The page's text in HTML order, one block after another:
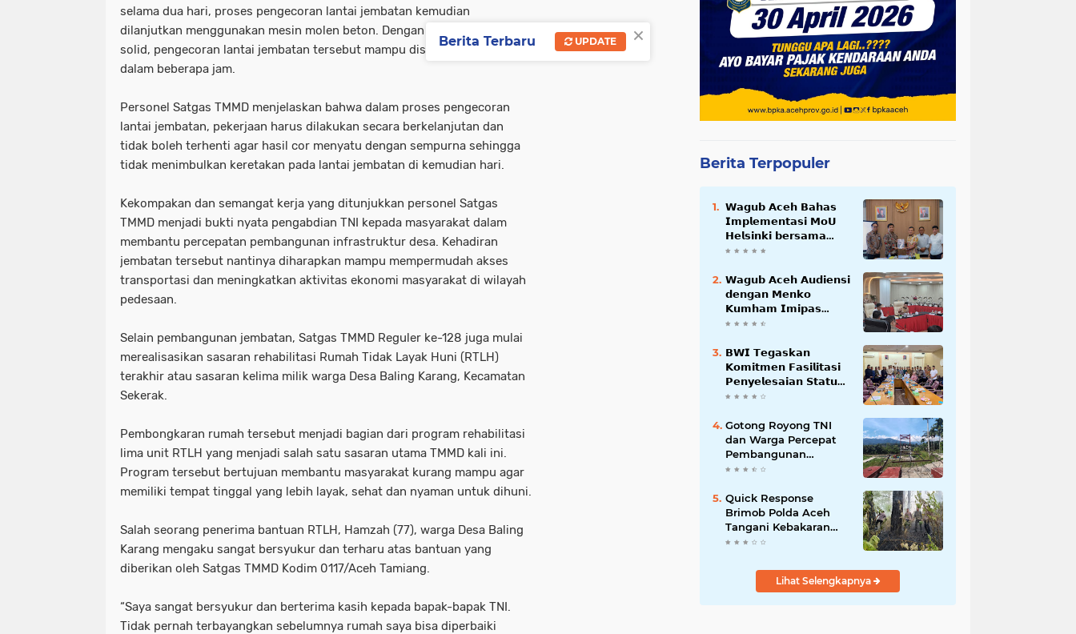
selama dua hari, proses pengecoran lantai jembatan kemudian
dilanjutkan menggunakan mesin molen beton. Dengan kerja sama yang
solid, pengecoran lantai jembatan tersebut mampu diselesaikan hanya
dalam beberapa jam.
Personel Satgas TMMD menjelaskan bahwa dalam proses pengecoran
lantai jembatan, pekerjaan harus dilakukan secara berkelanjutan dan
tidak boleh terhenti agar hasil cor menyatu dengan sempurna sehingga
tidak menimbulkan keretakan pada lantai jembatan di kemudian hari.
Kekompakan dan semangat kerja yang ditunjukkan personel Satgas
TMMD menjadi bukti nyata pengabdian TNI kepada masyarakat dalam
membantu percepatan pembangunan infrastruktur desa. Kehadiran
jembatan tersebut nantinya diharapkan mampu mempermudah akses
transportasi dan meningkatkan aktivitas ekonomi masyarakat di wilayah
pedesaan.
Selain pembangunan jembatan, Satgas TMMD Reguler ke-128 juga mulai
merealisasikan sasaran rehabilitasi Rumah Tidak Layak Huni (RTLH)
terakhir atau sasaran kelima milik warga Desa Baling Karang, Kecamatan
Sekerak.
Pembongkaran rumah tersebut menjadi bagian dari program rehabilitasi
lima unit RTLH yang menjadi salah satu sasaran utama TMMD kali ini.
Program tersebut bertujuan membantu masyarakat kurang mampu agar
memiliki tempat tinggal yang lebih layak, sehat dan nyaman untuk dihuni.
Salah seorang penerima bantuan RTLH, Hamzah (77), warga Desa Baling
Karang mengaku sangat bersyukur dan terharu atas bantuan yang
diberikan oleh Satgas TMMD Kodim 0117/Aceh Tamiang.
“Saya sangat bersyukur dan berterima kasih kepada bapak-bapak TNI.
Tidak pernah terbayangkan sebelumnya rumah saya bisa diperbaiki
Berita Terpopuler
𝗪𝗮𝗴𝘂𝗯 𝗔𝗰𝗲𝗵 𝗕𝗮𝗵𝗮𝘀
𝗜𝗺𝗽𝗹𝗲𝗺𝗲𝗻𝘁𝗮𝘀𝗶 𝗠𝗼𝗨
𝗛𝗲𝗹𝘀𝗶𝗻𝗸𝗶 𝗯𝗲𝗿𝘀𝗮𝗺𝗮
𝗦𝗲𝗸𝗿𝗲𝘁𝗮𝗿𝗶𝗮𝘁 𝗡𝗲𝗴𝗮𝗿𝗮
𝗪𝗮𝗴𝘂𝗯 𝗔𝗰𝗲𝗵 𝗔𝘂𝗱𝗶𝗲𝗻𝘀𝗶
𝗱𝗲𝗻𝗴𝗮𝗻 𝗠𝗲𝗻𝗸𝗼
𝗞𝘂𝗺𝗵𝗮𝗺 𝗜𝗺𝗶𝗽𝗮𝘀
𝗧𝗲𝗿𝗸𝗮𝗶𝘁 𝗦𝘁𝗮𝘁𝘂𝘀 𝗪𝗮𝗸𝗮𝗳
𝗕𝗪𝗜 𝗧𝗲𝗴𝗮𝘀𝗸𝗮𝗻
𝗞𝗼𝗺𝗶𝘁𝗺𝗲𝗻 𝗙𝗮𝘀𝗶𝗹𝗶𝘁𝗮𝘀𝗶
𝗣𝗲𝗻𝘆𝗲𝗹𝗲𝘀𝗮𝗶𝗮𝗻 𝗦𝘁𝗮𝘁𝘂𝘀
𝗪𝗮𝗸𝗮𝗳 𝗕𝗹𝗮𝗻𝗴 𝗣𝗮𝗱𝗮𝗻𝗴
Gotong Royong TNI
dan Warga Percepat
Pembangunan
Jembatan Gantung
Aceh Tenggara
Quick Response
Brimob Polda Aceh
Tangani Kebakaran
Hutan di Lembah
Lihat Selengkapnya
×
Berita Terbaru UPDATE